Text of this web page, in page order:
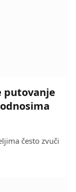
putovanje
često zvuči